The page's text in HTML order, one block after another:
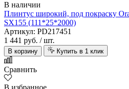
В наличии
Плинтус широкий, под покраску
SX155 (111*25*2000)
Артикул: PD217451
1 441 руб. / шт.
В корзину Купить в 1 клик
Сравнить